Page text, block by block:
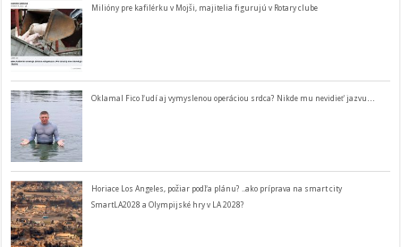
Milióny pre kafilérku v Mojši, majitelia figurujú v Rotary clube
Oklamal Fico ľudí aj vymyslenou operáciou srdca? Nikde mu nevidieť jazvu…
Horiace Los Angeles, požiar podľa plánu? ..ako príprava na smart city
SmartLA2028 a Olympijské hry v LA 2028?